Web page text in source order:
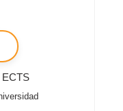
ECTS